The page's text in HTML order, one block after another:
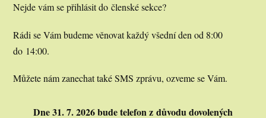
Nejde vám se přihlásit do členské sekce?
Rádi se Vám budeme věnovat každý všední den od 8:00
do 14:00.
Můžete nám zanechat také SMS zprávu, ozveme se Vám.
Dne 31. 7. 2026 bude telefon z důvodu dovolených